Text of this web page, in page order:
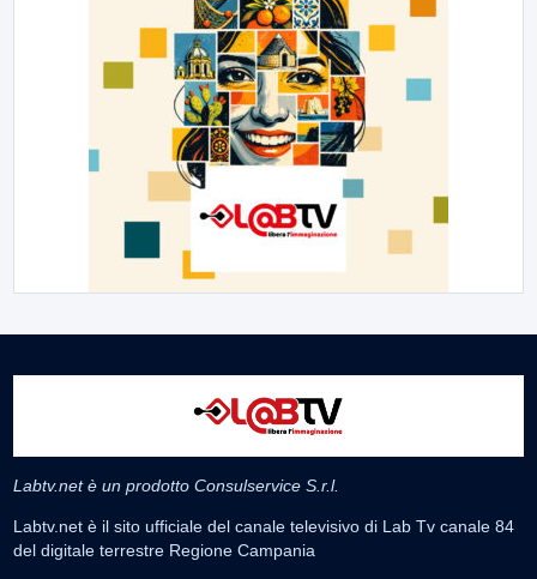
Labtv.net è un prodotto Consulservice S.r.l.
Labtv.net è il sito ufficiale del canale televisivo di Lab Tv canale 84
del digitale terrestre Regione Campania